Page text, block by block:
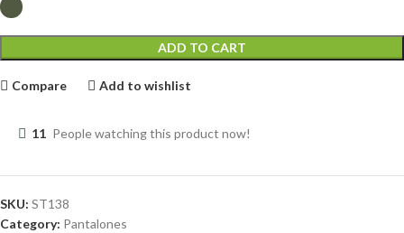
ADD TO CART
Compare Add to wishlist
11 People watching this product now!
SKU: ST138
Category: Pantalones